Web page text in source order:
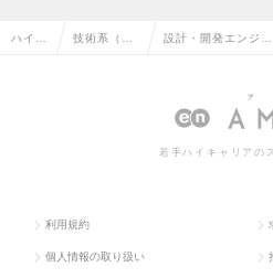
ハイク 技術系（機 設計・開発エンジニ
メカトロ・自動車）
若手ハイキャリアの
利用規約
個人情報の取り扱い